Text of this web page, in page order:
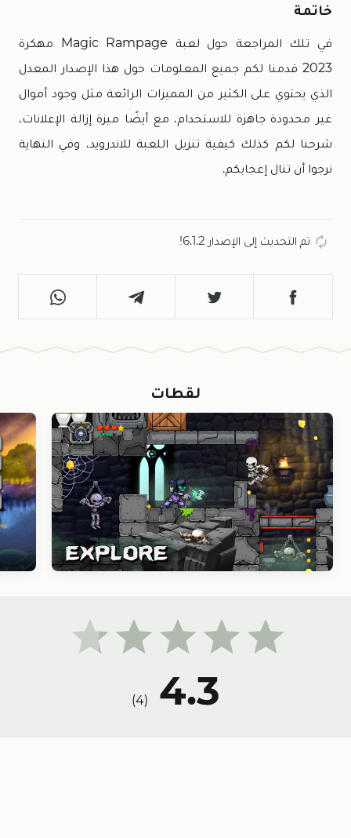
خاتمة
في تلك المراجعة حول لعبة Magic Rampage مهكرة
2023 قدمنا لكم جميع المعلومات حول هذا الإصدار المعدل
الذي يحتوي على الكثير من المميزات الرائعة مثل وجود أموال
غير محدودة جاهزة للاستخدام، مع أيضًا ميزة إزالة الإعلانات،
شرحنا لكم كذلك كيفية تنزيل اللعبة للاندرويد، وفي النهاية
نرجوا أن تنال إعجابكم.
تم التحديث إلى الإصدار 6.1.2!
4.3
(
4
)
لقطات